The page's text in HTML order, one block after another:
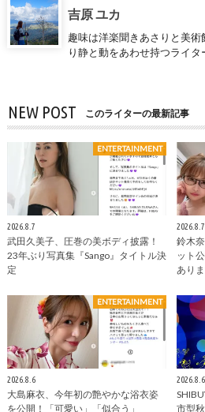
吉原 ユカ
趣味は洋楽聞きあさりと美
り静と動をあわせ持つライタ
NEW POST このライターの最新記事
ENTERTAINMENT
2026.8.7
武田久美子、圧巻の美ボディ披露！
23年ぶり写真集『Sango』タイトル決
定
2026.8.7
鈴木
ット
ありま
ENTERTAINMENT
2026.8.6
大島麻衣、今年初の艶やかな浴衣姿
を公開！「可愛い」「似合う」
2026.8.6
市型